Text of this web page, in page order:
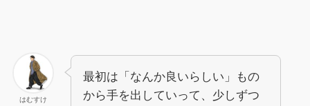
はむすけ
最初は「なんか良いらしい」もの
から手を出していって、少しずつ